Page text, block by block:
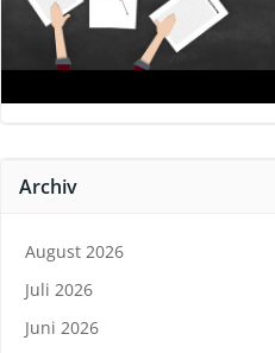
Archiv
August 2026
Juli 2026
Juni 2026